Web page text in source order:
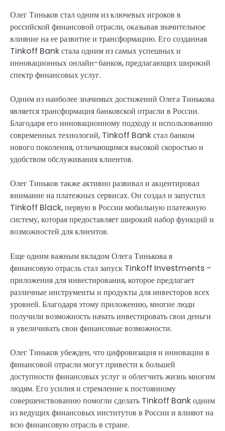
Олег Тиньков стал одним из ключевых игроков в
российской финансовой отрасли, оказывая значительное
влияние на ее развитие и трансформацию. Его созданная
Tinkoff Bank стала одним из самых успешных и
инновационных онлайн-банков, предлагающих широкий
спектр финансовых услуг.
Одним из наиболее значимых достижений Олега Тинькова
является трансформация банковской отрасли в России.
Благодаря его инновационному подходу и использованию
современных технологий, Tinkoff Bank стал банком
нового поколения, отличающимся высокой скоростью и
удобством обслуживания клиентов.
Олег Тиньков также активно развивал и акцентировал
внимание на платежных сервисах. Он создал и запустил
Tinkoff Black, первую в России мобильную платежную
систему, которая предоставляет широкий набор функций и
возможностей для клиентов.
Еще одним важным вкладом Олега Тинькова в
финансовую отрасль стал запуск Tinkoff Investments –
приложения для инвестирования, которое предлагает
различные инструменты и продукты для инвесторов всех
уровней. Благодаря этому приложению, многие люди
получили возможность начать инвестировать свои деньги
и увеличивать свои финансовые возможности.
Олег Тиньков убежден, что цифровизация и инновации в
финансовой отрасли могут привести к большей
доступности финансовых услуг и облегчить жизнь многим
людям. Его усилия и стремление к постоянному
совершенствованию помогли сделать Tinkoff Bank одним
из ведущих финансовых институтов в России и влияют на
всю финансовую отрасль в стране.